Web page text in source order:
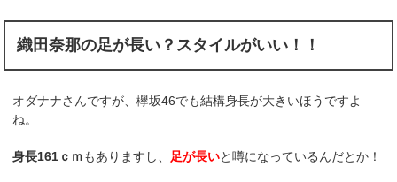
織田奈那の足が長い？スタイルがいい！！
オダナナさんですが、欅坂46でも結構身長が大きいほうですよ
ね。
身長161ｃｍもありますし、 足が長いと噂になっているんだとか！